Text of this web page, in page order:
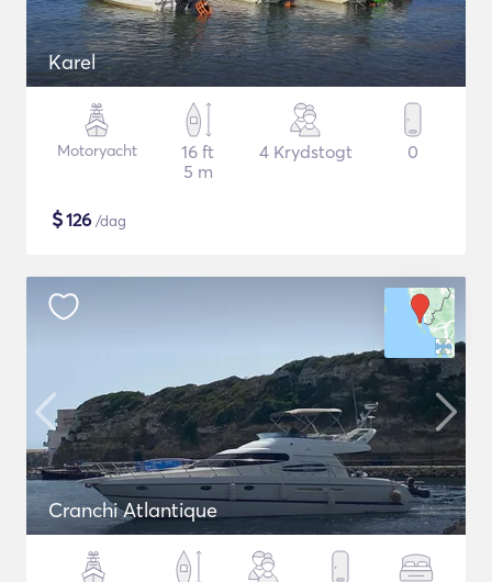
Karel
Motoryacht
16 ft
5 m
4 Krydstogt 0
$126 /dag
Cranchi Atlantique